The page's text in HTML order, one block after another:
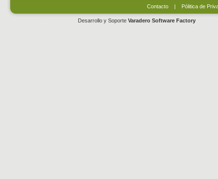
Contacto| Pólitica de
Desarrollo y Soporte Varadero Software Factory